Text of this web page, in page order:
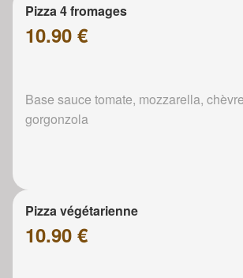
Pizza 4 fromages
10.90 €
Base sauce tomate, mozzarella,
gorgonzola
Pizza végétarienne
10.90 €